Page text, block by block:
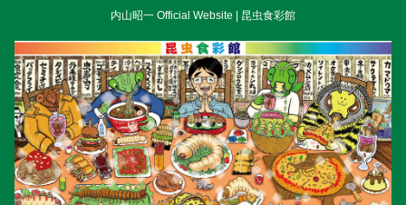
内山昭一 Official Website | 昆虫食彩館